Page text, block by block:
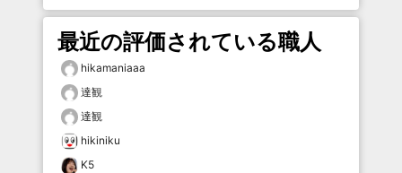
最近の評価されている職人
hikamaniaaa
達観
達観
hikiniku
K5